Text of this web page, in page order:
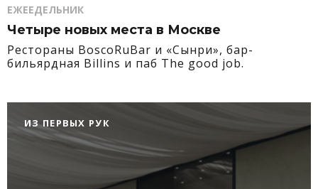
ЕЖЕЕДЕЛЬНИК
Четыре новых места в Москве
Рестораны BoscoRuBar и «Сынри», бар-
бильярдная Billins и паб The good job.
ИЗ ПЕРВЫХ РУК